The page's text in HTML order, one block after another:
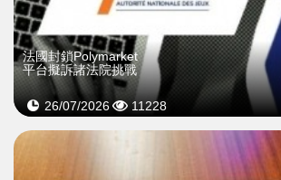
法國封鎖Polymarket
平台擬訴諸法院挑戰
26/07/2026 11228